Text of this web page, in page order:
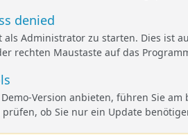
denied
Administrator zu starten. Dies ist
rechten Maustaste auf das
Version anbieten, führen Sie
ob Sie nur ein Update